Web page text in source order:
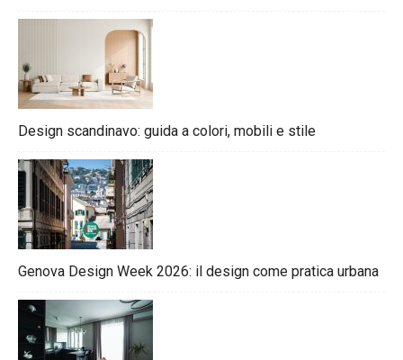
Design scandinavo: guida a colori, mobili e stile
Genova Design Week 2026: il design come pratica urbana